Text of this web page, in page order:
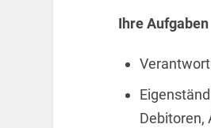
Ihre Aufgaben
Debitoren,